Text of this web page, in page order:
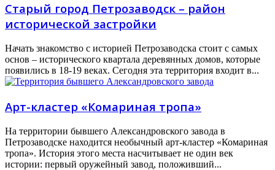
Старый город Петрозаводск – район
исторической застройки
Начать знакомство с историей Петрозаводска стоит с самых
основ – исторического квартала деревянных домов, которые
появились в 18-19 веках. Сегодня эта территория входит в...
Арт-кластер «Комариная тропа»
На территории бывшего Александровского завода в
Петрозаводске находится необычный арт-кластер «Комариная
тропа». История этого места насчитывает не один век
истории: первый оружейный завод, положивший...